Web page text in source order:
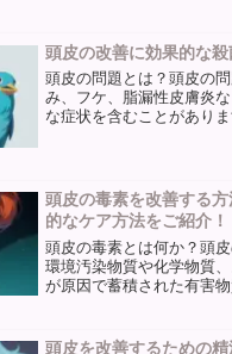
かゆみやフケ、脱毛の原
あります。頭皮の角栓を
頭皮の改善に効果的な殺
頭皮の問題とは？頭皮の
み、フケ、脂漏性皮膚炎
な症状を含むことがあり
って引き起こされること
頭皮の毒素を改善する
的なケア方法をご紹介！
頭皮の毒素とは何か？頭皮
環境汚染物質や化学物質
が原因で蓄積された有害
ます。大気中の汚染物質
頭皮を改善するための